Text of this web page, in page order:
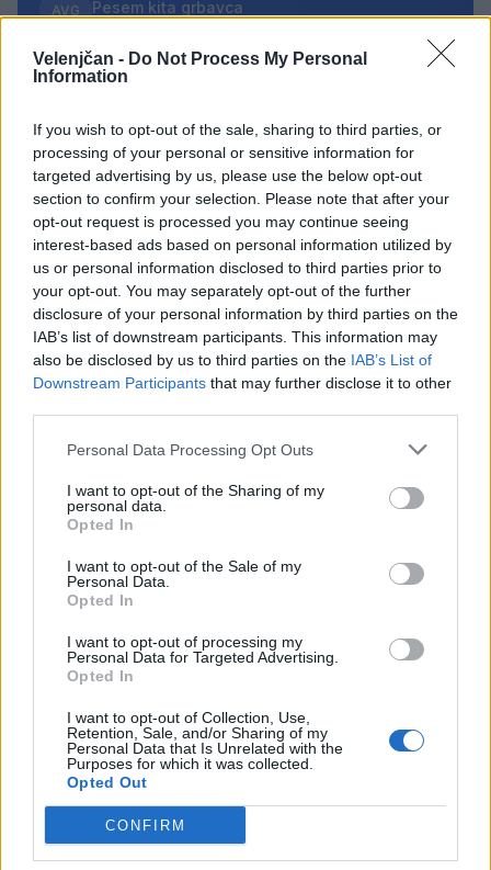
Velenjčan - Do Not Process My Personal
Information
If you wish to opt-out of the sale, sharing to third parties, or
processing of your personal or sensitive information for
targeted advertising by us, please use the below opt-out
section to confirm your selection. Please note that after your
opt-out request is processed you may continue seeing
interest-based ads based on personal information utilized by
us or personal information disclosed to third parties prior to
your opt-out. You may separately opt-out of the further
disclosure of your personal information by third parties on the
IAB’s list of downstream participants. This information may
also be disclosed by us to third parties on the IAB’s List of
Downstream Participants that may further disclose it to other
Personal Data Processing Opt Outs
I want to opt-out of the Sharing of my
personal data.
Opted In
I want to opt-out of the Sale of my
Personal Data.
Opted In
I want to opt-out of processing my
Personal Data for Targeted Advertising.
Opted In
I want to opt-out of Collection, Use,
Retention, Sale, and/or Sharing of my
Personal Data that Is Unrelated with the
Purposes for which it was collected.
Opted Out
CONFIRM
AVG Pesem kita grbavca
AVG
7
Smrt Robina Hooda
20:30
AVG
7
Večer pesmi Đorđa Balaševića
20:00
AVG
8
Fuj, gosenica!
10:00
Vsi dogodki →
Najbolj brano
moškega udaril s steklenico in ga zabodel
(VIDEO) "Mislil sem, da je konec": Lastnik
Hrvaškem
Dopustniška drama: Policija pričakala letalo s
Korošico po pristanku
tri vozila
Prijava pogrešanja razkrila tragedijo: V hiši našli
Osmrtnice
Ivana Mernik
Franc Penšek
Maksi Podlesnik
Stanislava Arlič